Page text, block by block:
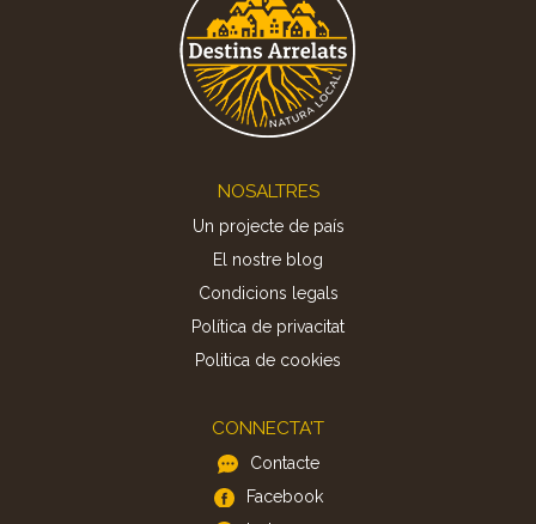
NOSALTRES
Un projecte de país
El nostre blog
Condicions legals
Política de privacitat
Politica de cookies
CONNECTA'T
Contacte
Facebook